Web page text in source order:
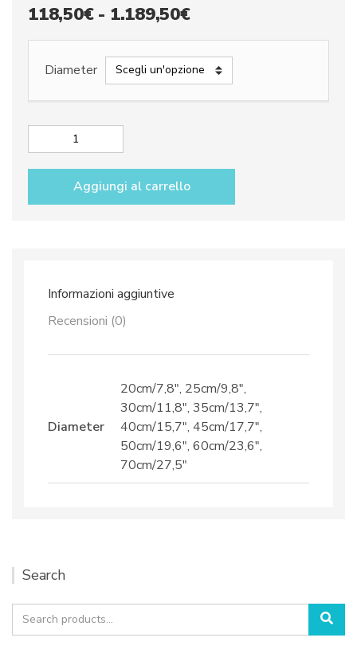
118,50€ - 1.189,50€Fascia
di
prezzo:
da
1.189,50€
Diameter
Vario
Aggiungi al carrello
Informazioni aggiuntive
Recensioni (0)
Diameter
20cm/7,8", 25cm/9,8",
30cm/11,8", 35cm/13,7",
40cm/15,7", 45cm/17,7",
50cm/19,6", 60cm/23,6",
70cm/27,5"
Search
Search
for: